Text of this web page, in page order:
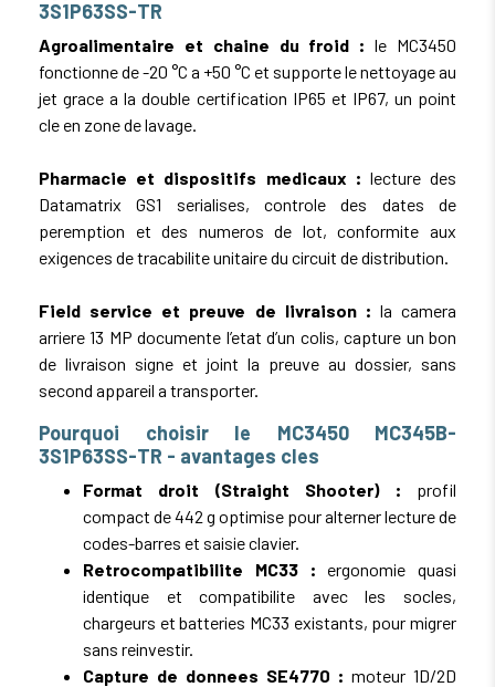
3S1P63SS-TR
Agroalimentaire et chaine du froid : le MC3450
fonctionne de -20 °C a +50 °C et supporte le nettoyage au
jet grace a la double certification IP65 et IP67, un point
cle en zone de lavage.
Pharmacie et dispositifs medicaux : lecture des
Datamatrix GS1 serialises, controle des dates de
peremption et des numeros de lot, conformite aux
exigences de tracabilite unitaire du circuit de distribution.
Field service et preuve de livraison : la camera
arriere 13 MP documente l’etat d’un colis, capture un bon
de livraison signe et joint la preuve au dossier, sans
second appareil a transporter.
Pourquoi choisir le MC3450 MC345B-
3S1P63SS-TR - avantages cles
Format droit (Straight Shooter) : profil
compact de 442 g optimise pour alterner lecture de
codes-barres et saisie clavier.
Retrocompatibilite MC33 : ergonomie quasi
identique et compatibilite avec les socles,
chargeurs et batteries MC33 existants, pour migrer
sans reinvestir.
Capture de donnees SE4770 : moteur 1D/2D